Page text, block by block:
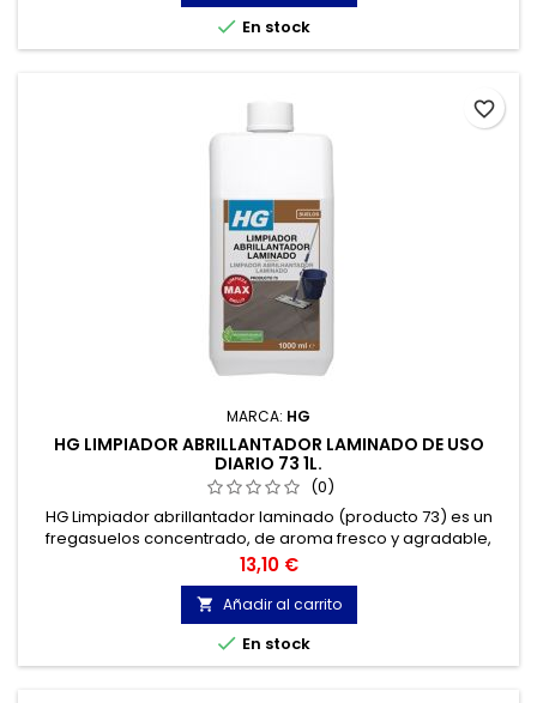
 En stock
MARCA: HG
HG LIMPIADOR ABRILLANTADOR LAMINADO DE USO
DIARIO 73 1L.
(0)
HG Limpiador abrillantador laminado (producto 73) es un
fregasuelos concentrado, de aroma fresco y agradable,
que repara el brillo y que ha sido especialmente formulado
para la limpieza periódica cómoda, segura y rápida de todo
tipo de suelos de laminado.
Precio
13,10 €
 Añadir al carrito
 En stock
favorite_border